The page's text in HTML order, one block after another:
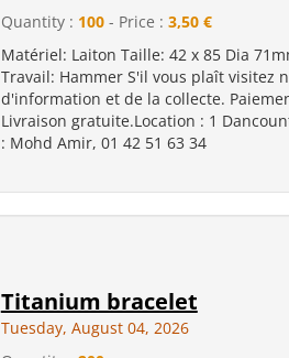
Quantity : 100- Price : 3,50 €
Matériel: Laiton Taille: 42 x 85 Dia
Travail: Hammer S'il vous plaît visitez
d'information et de la collecte.
Livraison gratuite.Location : 1
: Mohd Amir, 01 42 51 63 34
Titanium bracelet
Tuesday, August 04, 2026